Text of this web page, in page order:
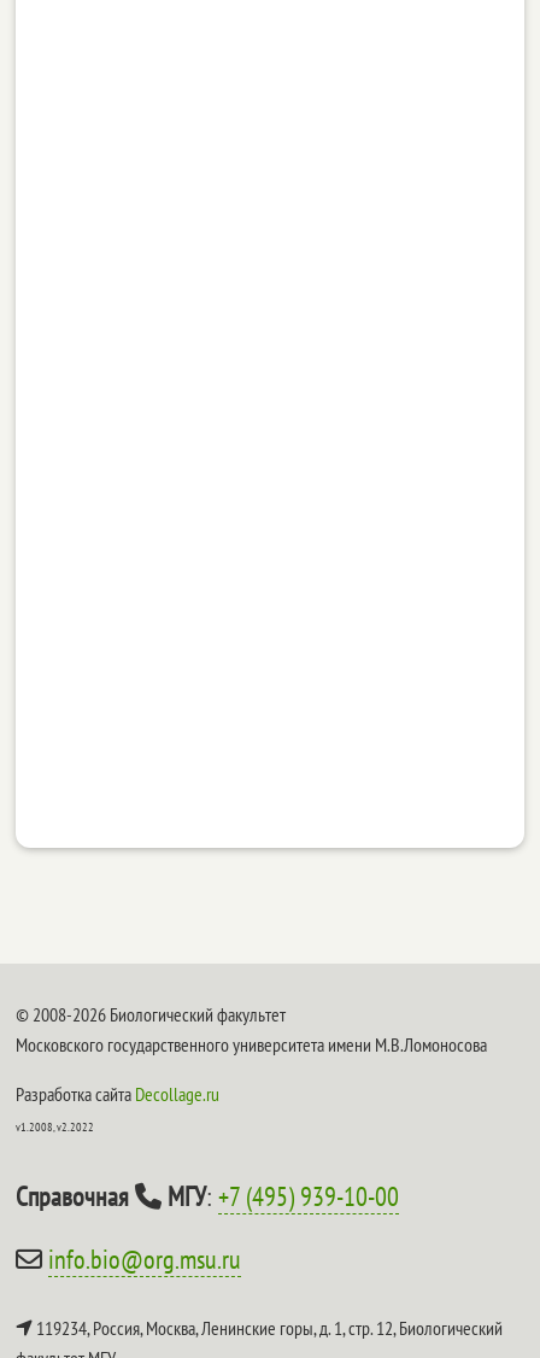
© 2008-2026 Биологический факультет
Московского государственного университета имени М.В.Ломоносова
Разработка сайта Decollage.ru
v1.2008, v2.2022
Справочная МГУ:+7 (495) 939-10-00
info.bio@org.msu.ru
119234, Россия, Москва, Ленинские горы, д. 1, стр. 12,Биологический